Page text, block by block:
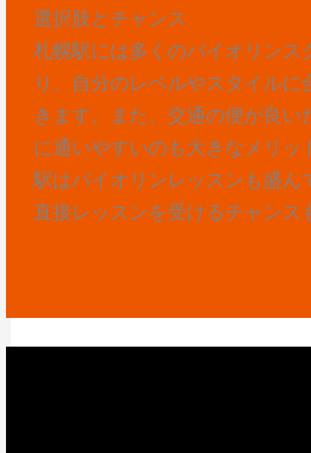
選択肢とチャンス
札幌駅には多くのバイオリンス
り、自分のレベルやスタイル
きます。また、交通の便が良い
に通いやすいのも大きなメリッ
駅はバイオリンレッスンも盛ん
直接レッスンを受けるチャンス